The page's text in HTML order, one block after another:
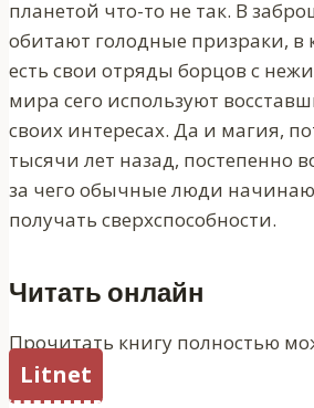
планетой что-то не так. В
обитают голодные призраки, в
есть свои отряды борцов с
мира сего используют
своих интересах. Да и магия,
тысячи лет назад, постепенно
за чего обычные люди
получать сверхспособности.
Читать онлайн
Прочитать книгу полностью
Litnet